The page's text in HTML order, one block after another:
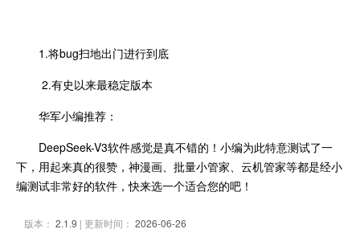
1.将bug扫地出门进行到底
2.有史以来最稳定版本
华军小编推荐：
DeepSeek-V3软件感觉是真不错的！小编为此特意测试了一
下，用起来真的很赞，神漫画、批量小管家、云机管家等都是经小
编测试非常好的软件，快来选一个适合您的吧！
版本： 2.1.9 | 更新时间： 2026-06-26